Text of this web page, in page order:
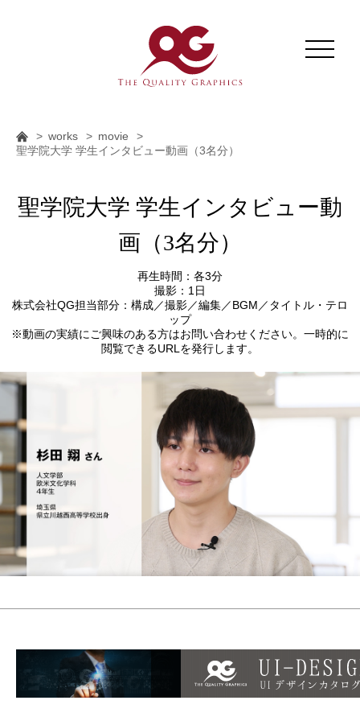
works
movie
聖学院大学 学生インタビュー動画（3名分）
聖学院大学 学生インタビュー動
画（3名分）
再生時間：各3分
撮影：1日
株式会社QG担当部分：構成／撮影／編集／BGM／タイトル・テロ
ップ
※動画の実績にご興味のある方はお問い合わせください。一時的に
閲覧できるURLを発行します。